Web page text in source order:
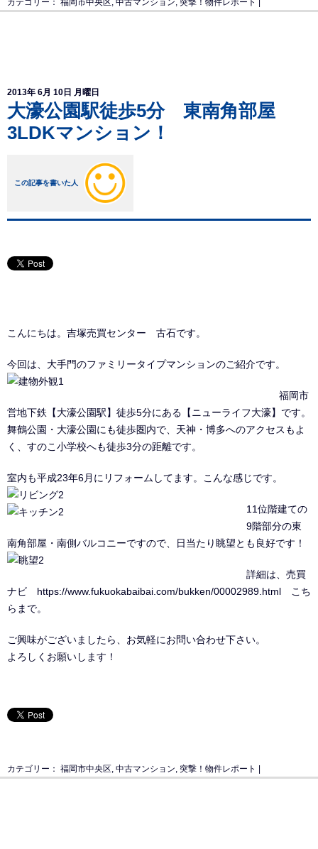
2013年 6月 10日 月曜日
大濠公園駅徒歩5分 東南角部屋
3LDKマンション！
この記事を書いた人
こんにちは。吉塚売買センター 古石です。
今回は、大手門のファミリータイプマンションのご紹介です。
福岡市
営地下鉄【大濠公園駅】徒歩5分にある【ニューライフ大濠】です。
舞鶴公園・大濠公園にも徒歩圏内で、天神・博多へのアクセスもよ
く、すのこ小学校へも徒歩3分の距離です。
室内も平成23年6月にリフォームしてます。こんな感じです。
11位階建ての
9階部分の東
南角部屋・南側バルコニーですので、日当たり眺望とも良好です！
詳細は、売買
ナビ https://www.fukuokabaibai.com/bukken/00002989.html こち
らまで。
ご興味がございましたら、お気軽にお問い合わせ下さい。
よろしくお願いします！
カテゴリー： 福岡市中央区 中古マンション 突撃！物件レポート |